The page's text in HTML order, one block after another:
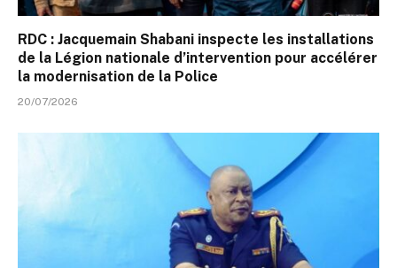
RDC : Jacquemain Shabani inspecte les installations
de la Légion nationale d’intervention pour accélérer
la modernisation de la Police
20/07/2026